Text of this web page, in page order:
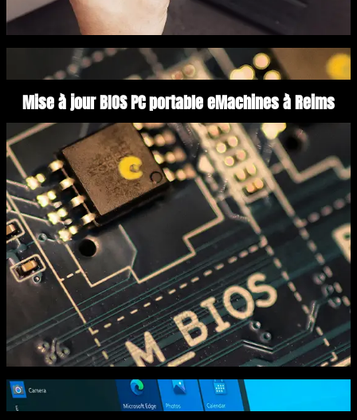
Mise à jour BIOS PC portable eMachines à Reims